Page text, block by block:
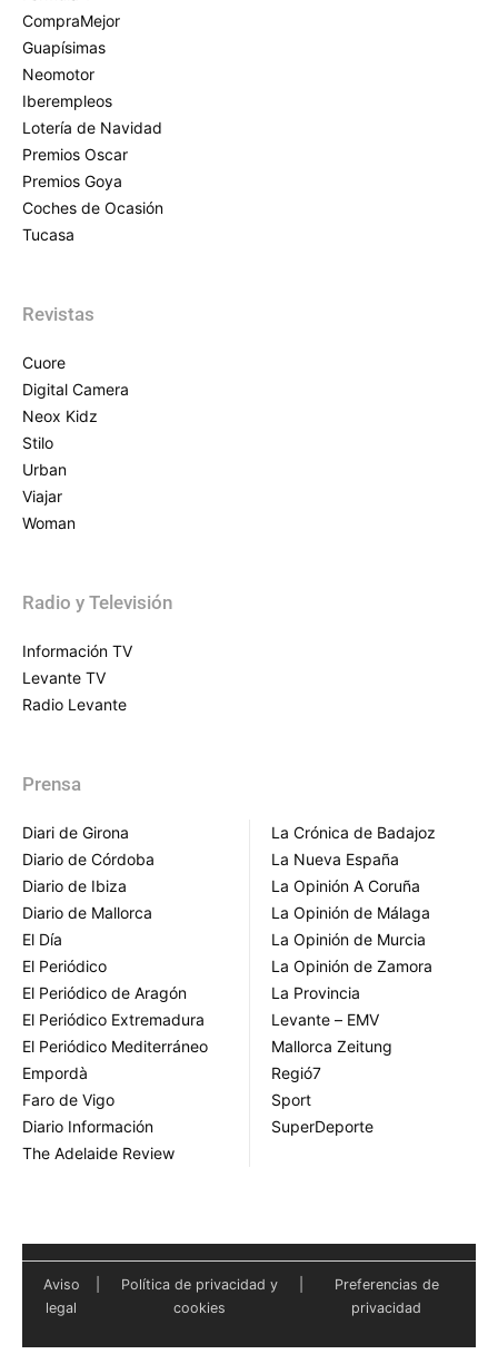
CompraMejor
Guapísimas
Neomotor
Iberempleos
Lotería de Navidad
Premios Oscar
Premios Goya
Coches de Ocasión
Tucasa
Revistas
Cuore
Digital Camera
Neox Kidz
Stilo
Urban
Viajar
Woman
Radio y Televisión
Información TV
Levante TV
Radio Levante
Prensa
Diari de Girona
Diario de Córdoba
Diario de Ibiza
Diario de Mallorca
El Día
El Periódico
El Periódico de Aragón
El Periódico Extremadura
El Periódico Mediterráneo
Empordà
Faro de Vigo
Diario Información
The Adelaide Review
La Crónica de Badajoz
La Nueva España
La Opinión A Coruña
La Opinión de Málaga
La Opinión de Murcia
La Opinión de Zamora
La Provincia
Levante – EMV
Mallorca Zeitung
Regió7
Sport
SuperDeporte
Aviso
legal
Política de privacidad y
cookies
Preferencias de
privacidad